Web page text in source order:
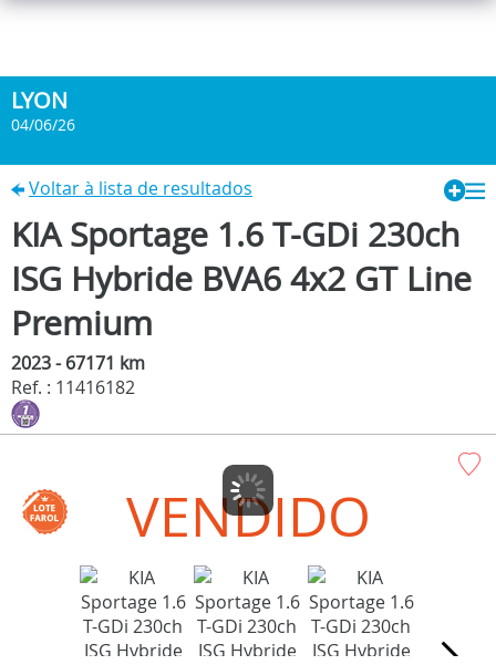
LYON
04/06/26
Voltar à lista de resultados
KIA Sportage 1.6 T-GDi 230ch
ISG Hybride BVA6 4x2 GT Line
Premium
2023 - 67171 km
Ref. : 11416182
VENDIDO